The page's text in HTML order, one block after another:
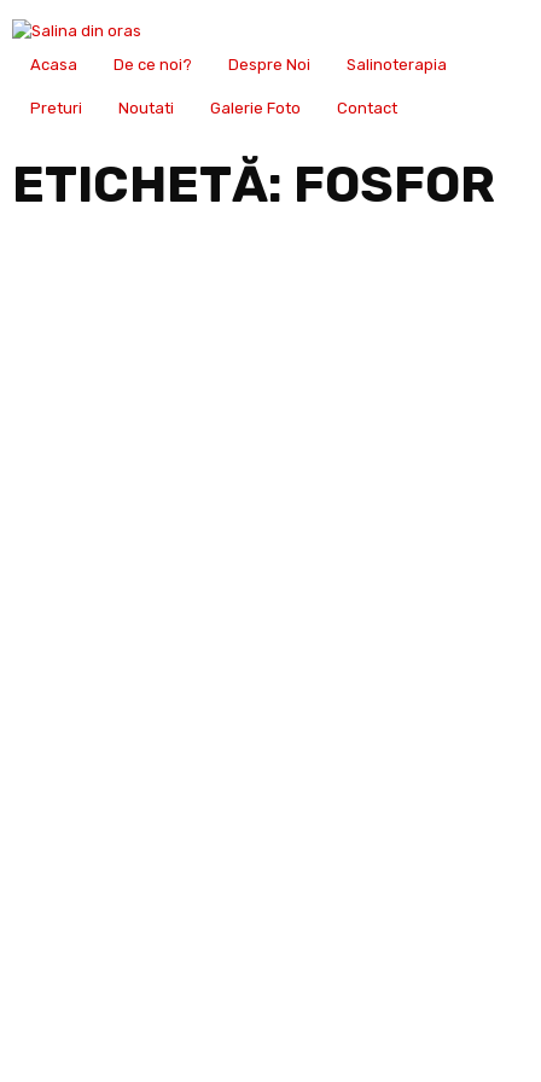
Acasa De ce noi? Despre Noi Salinoterapia
Preturi Noutati Galerie Foto Contact
ETICHETĂ: FOSFOR